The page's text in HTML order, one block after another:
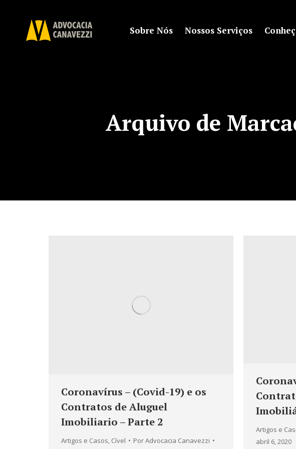
Sobre Nós Nossos Serviços
Arquivo de
Coronavírus – (Covid-19) e os
Contratos de Aluguel
Imobiliario – Parte 2
Artigos e Casos, Cível PorAdvocacia Canavezzi
Artigos e
abril 6, 2020